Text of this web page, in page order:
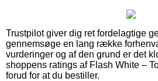
Trustpilot giver dig ret fordelagtige
gennemsøge en lang række
vurderinger og af den grund er det
shoppens ratings af Flash White –
forud for at du bestiller.